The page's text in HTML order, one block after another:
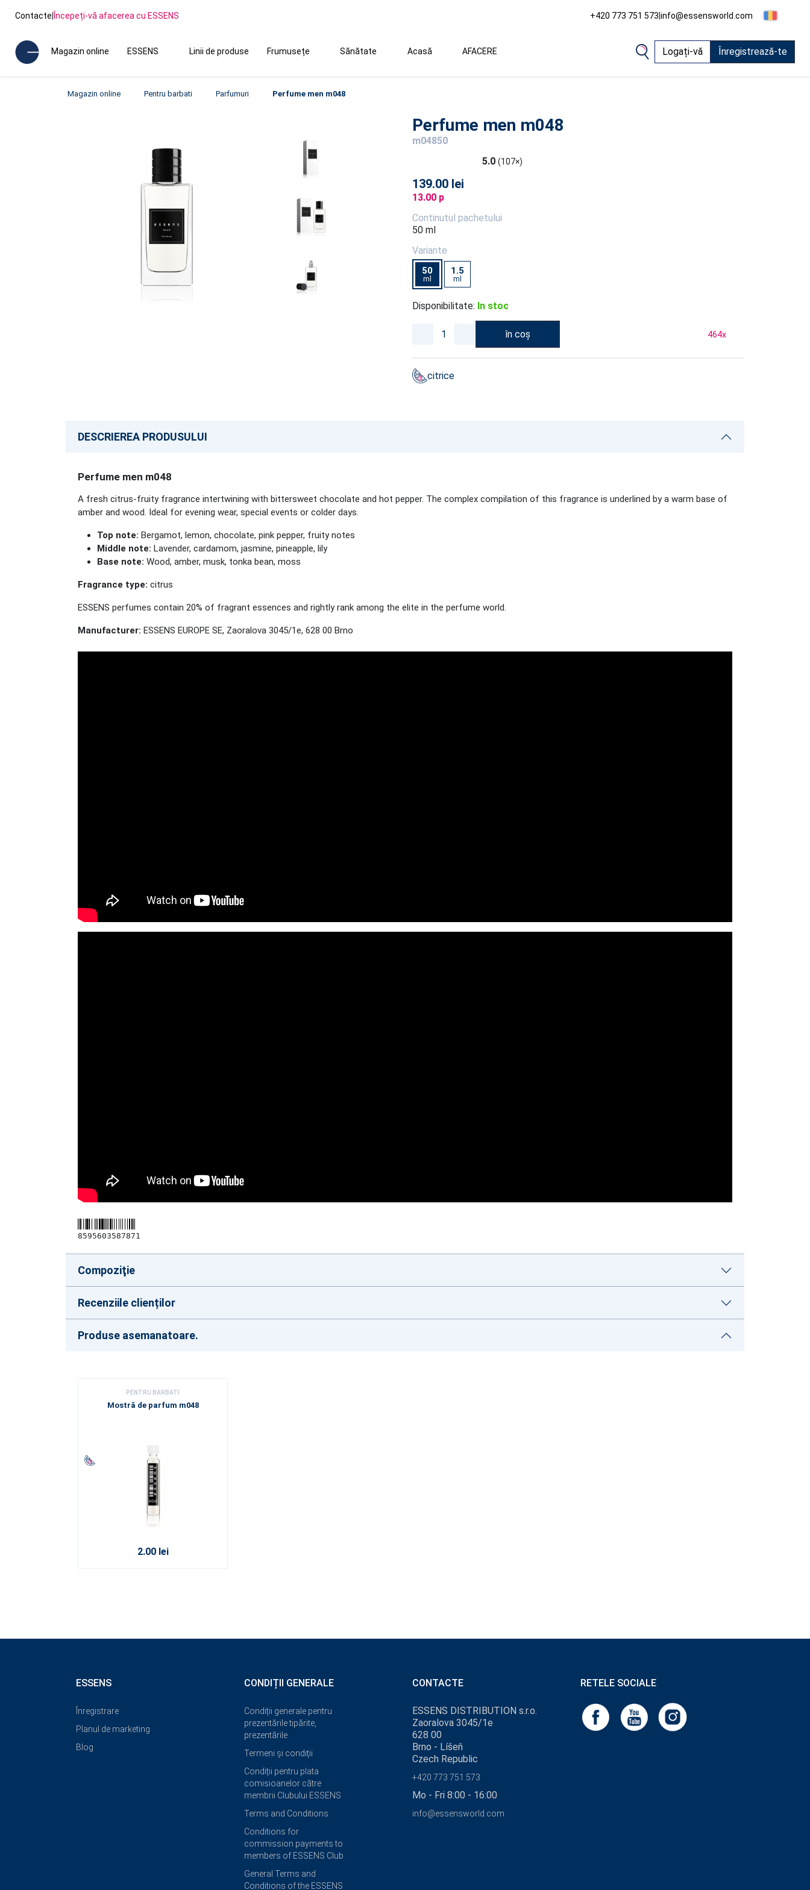
Contacte|Începeți-vă afacerea cu ESSENS +420 773 751 573|info@essensworld.com
Magazin online ESSENS Linii de produse Frumusețe Sănătate Acasă AFACERE Logați-vă Înregistrează-te
Magazin online Pentru barbati Parfumuri Perfume men m048
Perfume men m048
m04850
5.0 (107×)
139.00 lei
13.00 p
Continutul pachetului
50 ml
Variante
50
ml
1.5
ml
Disponibilitate: In stoc
în coș 464x
citrice
DESCRIEREA PRODUSULUI
Perfume men m048
A fresh citrus-fruity fragrance intertwining with bittersweet chocolate and hot pepper. The complex compilation of this fragrance is underlined by a warm base of
amber and wood. Ideal for evening wear, special events or colder days.
Top note: Bergamot, lemon, chocolate, pink pepper, fruity notes
Middle note: Lavender, cardamom, jasmine, pineapple, lily
Base note: Wood, amber, musk, tonka bean, moss
Fragrance type: citrus
ESSENS perfumes contain 20% of fragrant essences and rightly rank among the elite in the perfume world.
Manufacturer: ESSENS EUROPE SE, Zaoralova 3045/1e, 628 00 Brno
8595603587871
Compoziţie
Recenziile clienților
Produse asemanatoare.
PENTRU BARBATI
Mostră de parfum m048
2.00 lei
ESSENS
Înregistrare
Planul de marketing
Blog
CONDIȚII GENERALE
Condiții generale pentru
prezentările tipărite,
prezentările
Termeni și condiții
Condiții pentru plata
comisioanelor către
membrii Clubului ESSENS
Terms and Conditions
Conditions for
commission payments to
members of ESSENS Club
General Terms and
Conditions of the ESSENS
CONTACTE
ESSENS DISTRIBUTION s.r.o.
Zaoralova 3045/1e
628 00
Brno - Líšeň
Czech Republic
+420 773 751 573
Mo - Fri 8:00 - 16:00
info@essensworld.com
RETELE SOCIALE